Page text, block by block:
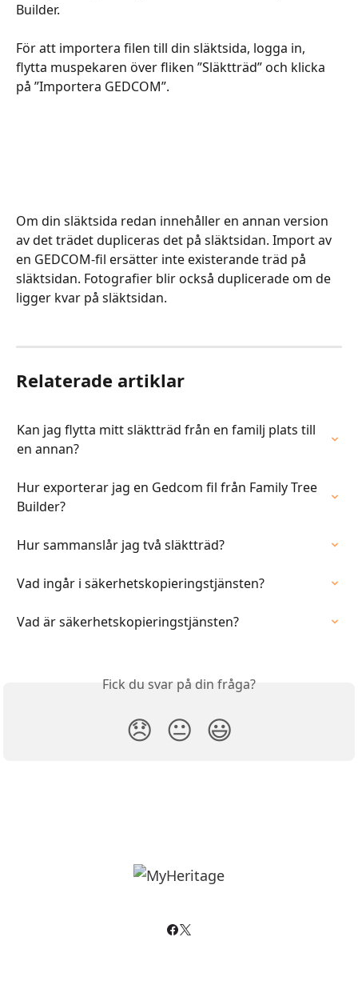
Builder.
För att importera filen till din släktsida, logga in,
flytta muspekaren över fliken ”Släktträd” och klicka
på ”Importera GEDCOM”.
Om din släktsida redan innehåller en annan version
av det trädet dupliceras det på släktsidan. Import av
en GEDCOM-fil ersätter inte existerande träd på
släktsidan. Fotografier blir också duplicerade om de
ligger kvar på släktsidan.
Relaterade artiklar
Kan jag flytta mitt släktträd från en familj plats till
en annan?
Hur exporterar jag en Gedcom fil från Family Tree
Builder?
Hur sammanslår jag två släktträd?
Vad ingår i säkerhetskopieringstjänsten?
Vad är säkerhetskopieringstjänsten?
Fick du svar på din fråga?
😞 😐 😃